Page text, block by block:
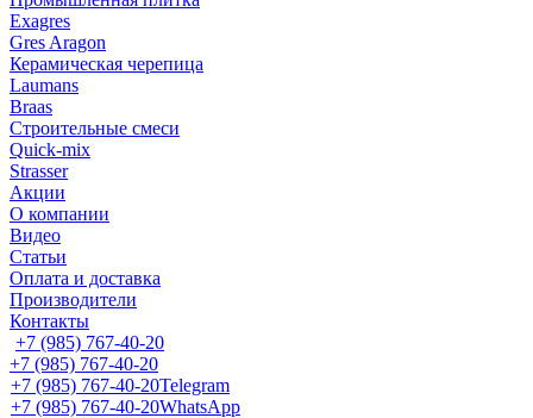
Exagres
Gres Aragon
Керамическая черепица
Laumans
Braas
Строительные смеси
Quick-mix
Strasser
Акции
О компании
Видео
Статьи
Оплата и доставка
Производители
Контакты
+7 (985) 767-40-20
+7 (985) 767-40-20
+7 (985) 767-40-20Telegram
+7 (985) 767-40-20WhatsApp